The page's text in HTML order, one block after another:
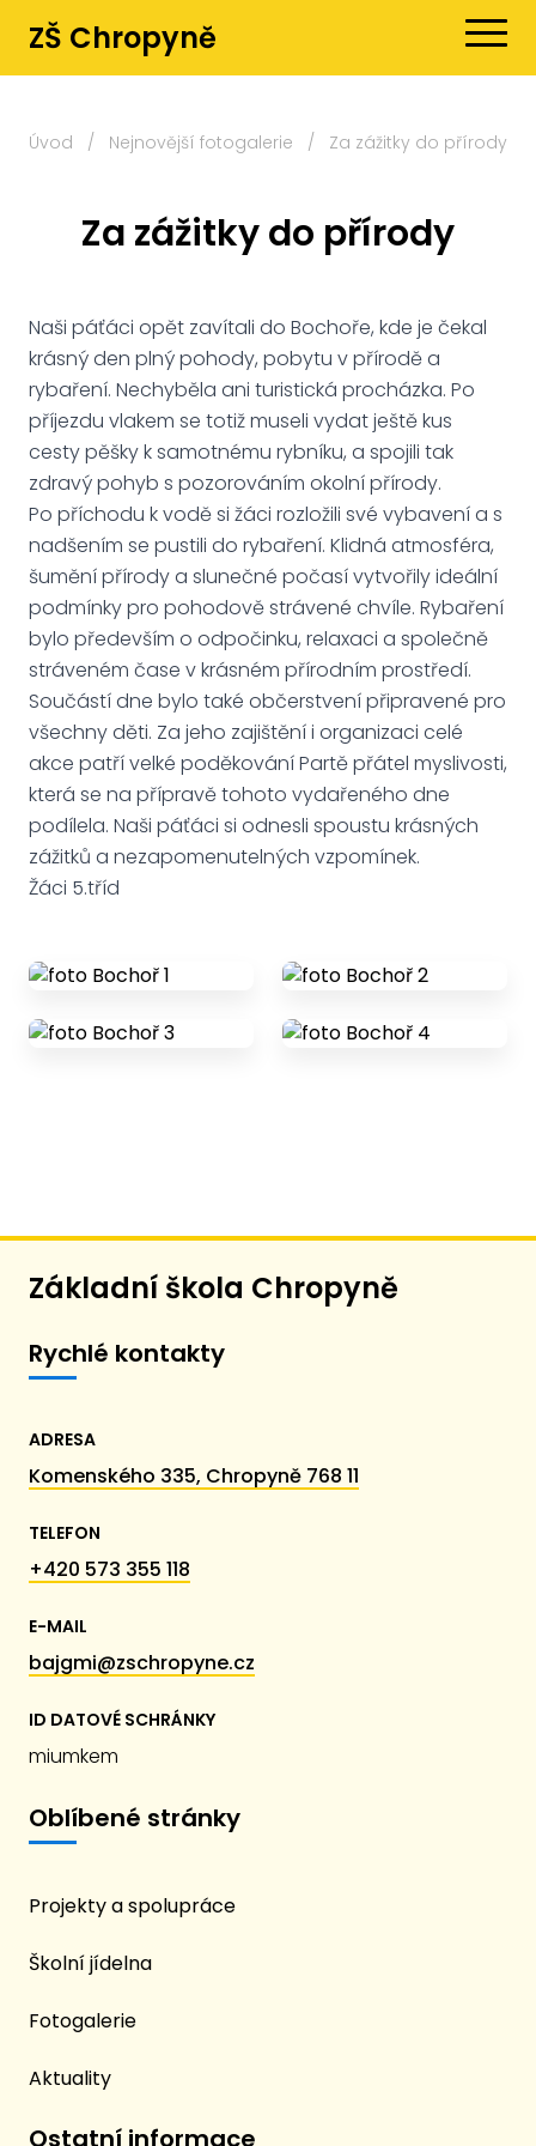
ZŠ Chropyně
Úvod / Nejnovější fotogalerie / Za zážitky do přírody
Za zážitky do přírody
Naši páťáci opět zavítali do Bochoře, kde je čekal
krásný den plný pohody, pobytu v přírodě a
rybaření. Nechyběla ani turistická procházka. Po
příjezdu vlakem se totiž museli vydat ještě kus
cesty pěšky k samotnému rybníku, a spojili tak
zdravý pohyb s pozorováním okolní přírody.
Po příchodu k vodě si žáci rozložili své vybavení a s
nadšením se pustili do rybaření. Klidná atmosféra,
šumění přírody a slunečné počasí vytvořily ideální
podmínky pro pohodově strávené chvíle. Rybaření
bylo především o odpočinku, relaxaci a společně
stráveném čase v krásném přírodním prostředí.
Součástí dne bylo také občerstvení připravené pro
všechny děti. Za jeho zajištění i organizaci celé
akce patří velké poděkování Partě přátel myslivosti,
která se na přípravě tohoto vydařeného dne
podílela. Naši páťáci si odnesli spoustu krásných
zážitků a nezapomenutelných vzpomínek.
Žáci 5.tříd
Základní škola Chropyně
Rychlé kontakty
ADRESA
Komenského 335, Chropyně 768 11
TELEFON
+420 573 355 118
E-MAIL
bajgmi@zschropyne.cz
ID DATOVÉ SCHRÁNKY
miumkem
Oblíbené stránky
Projekty a spolupráce
Školní jídelna
Fotogalerie
Aktuality
Ostatní informace